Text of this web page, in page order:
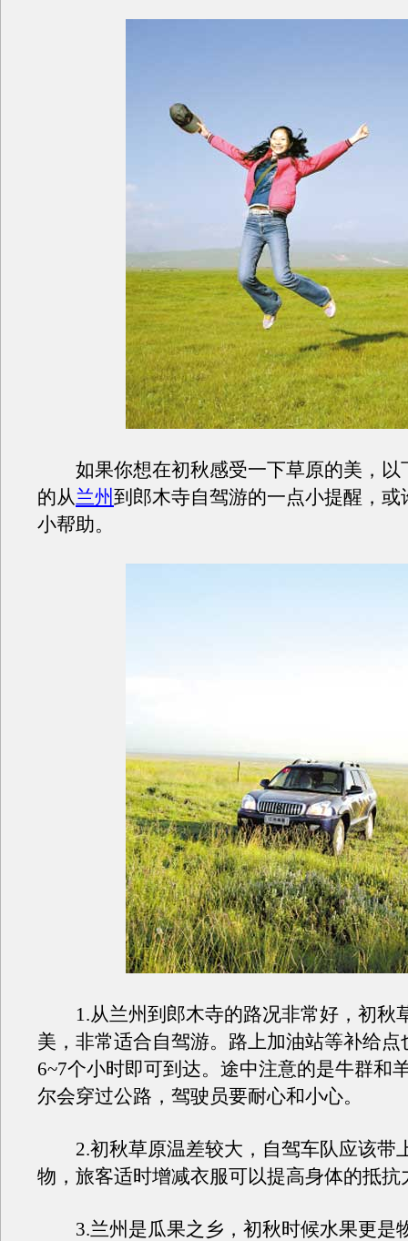
如果你想在初秋感受一下草原的美，以
的从兰州到郎木寺自驾游的一点小提醒，或
小帮助。
1.从兰州到郎木寺的路况非常好，初秋
美，非常适合自驾游。路上加油站等补给点
6~7个小时即可到达。途中注意的是牛群和
尔会穿过公路，驾驶员要耐心和小心。
2.初秋草原温差较大，自驾车队应该带
物，旅客适时增减衣服可以提高身体的抵抗
3.兰州是瓜果之乡，初秋时候水果更是